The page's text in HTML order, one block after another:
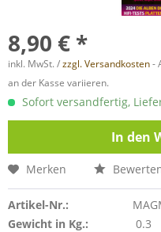
8,90 € *
inkl. MwSt. /zzgl. Versandkosten-
an der Kasse variieren.
Sofort versandfertig,
In den
Merken
Artikel-Nr.:
Gewicht in Kg.:
0.3